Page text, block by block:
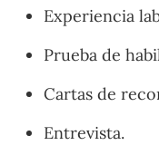
Experiencia
Prueba de
Cartas de
Entrevista.